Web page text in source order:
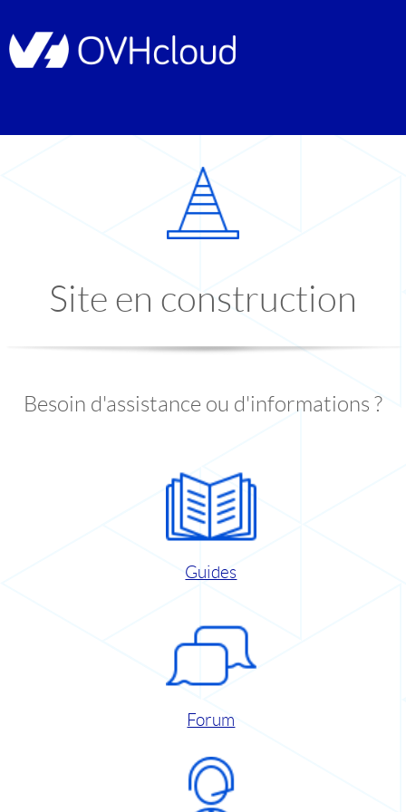
Site en construction
Besoin d'assistance ou d'informations ?
Guides
Forum